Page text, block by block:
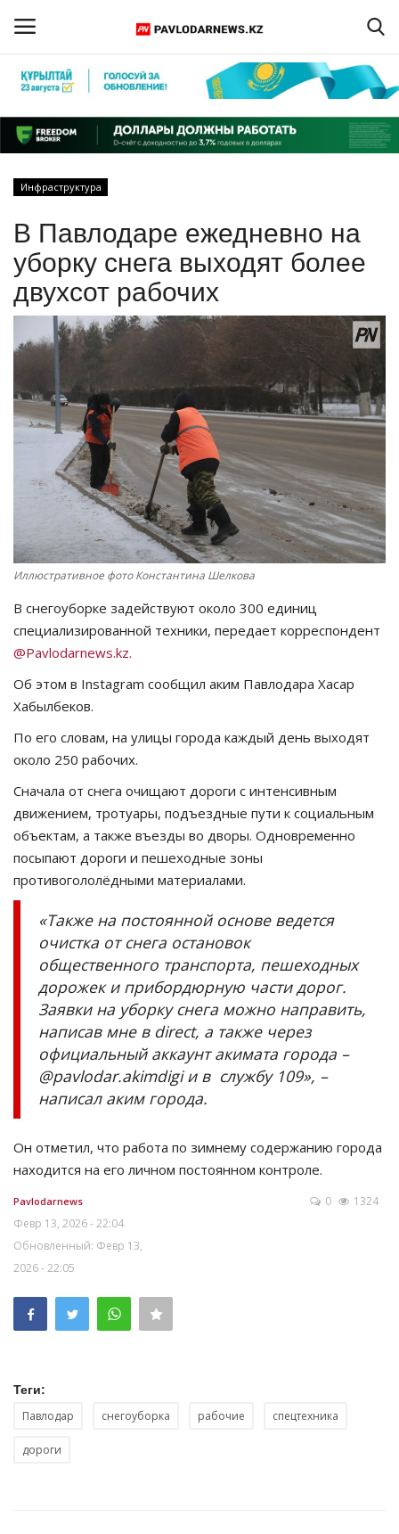
Регистрация
Главная
ПАВЛОДАРСКАЯ ОБЛАСТЬ
КАЗАХСТАН
МИР
СПЕЦПРОЕКТЫ
СПОРТ
Чек-лист
РАЗВЛЕЧЕНИЯ
OFFICIAL
Курултай
Язык
Қазақша Русский
Инфраструктура
В Павлодаре ежедневно на
уборку снега выходят более
двухсот рабочих
Иллюстративное фото Константина Шелкова
В снегоуборке задействуют около 300 единиц
специализированной техники, передает корреспондент
@Pavlodarnews.kz.
Об этом в Instagram сообщил аким Павлодара Хасар
Хабылбеков.
По его словам, на улицы города каждый день выходят
около 250 рабочих.
Сначала от снега очищают дороги с интенсивным
движением, тротуары, подъездные пути к социальным
объектам, а также въезды во дворы. Одновременно
посыпают дороги и пешеходные зоны
противогололёдными материалами.
«Также на постоянной основе ведется
очистка от снега остановок
общественного транспорта, пешеходных
дорожек и прибордюрную части дорог.
Заявки на уборку снега можно направить,
написав мне в direct, а также через
официальный аккаунт акимата города –
@pavlodar.akimdigi и в службу 109», –
написал аким города.
Он отметил, что работа по зимнему содержанию города
находится на его личном постоянном контроле.
Pavlodarnews
Февр 13, 2026 - 22:04
Обновленный: Февр 13,
2026 - 22:05
0 1324
Теги:
Павлодар снегоуборка рабочие спецтехника
дороги